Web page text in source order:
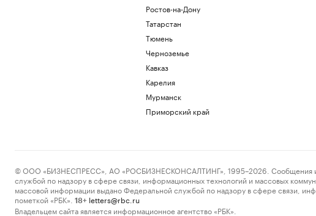
Ростов-на-Дону
Татарстан
Тюмень
Черноземье
Кавказ
Карелия
Мурманск
Приморский край
© ООО «БИЗНЕСПРЕСС», АО «РОСБИЗНЕСКОНСАЛТИНГ», 1995–2026. Сообщения и
службой по надзору в сфере связи, информационных технологий и массовых
массовой информации выдано Федеральной службой по надзору в сфере связи,
пометкой «РБК».
18+ letters@rbc.ru
Владельцем сайта является информационное агентство «РБК».